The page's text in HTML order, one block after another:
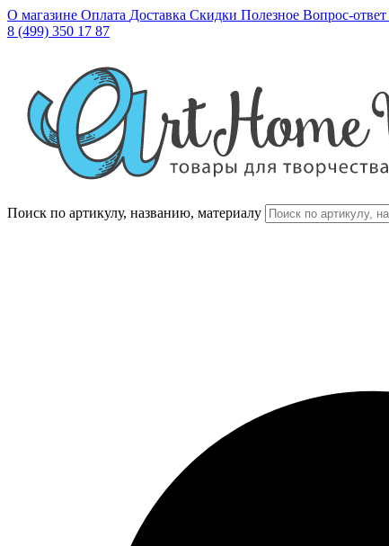
О магазине Оплата Доставка Скидки Полезное Вопрос-ответ
8 (499) 350 17 87
Поиск по артикулу, названию, материалу